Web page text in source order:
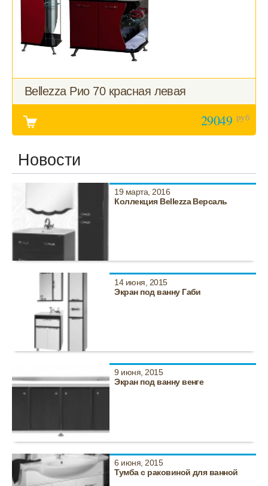
Bellezza Рио 70 красная левая
29049 руб
Новости
19 марта, 2016
Коллекция Bellezza Версаль
14 июня, 2015
Экран под ванну Габи
9 июня, 2015
Экран под ванну венге
6 июня, 2015
Тумба с раковиной для ванной